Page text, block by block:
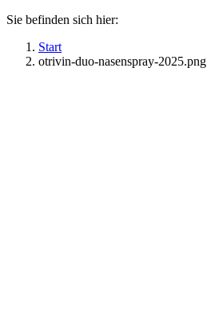
Sie befinden sich hier:
Start
otrivin-duo-nasenspray-2025.png